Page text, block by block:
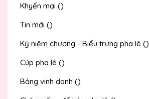
Khyến mại ()
Tin mới ()
Kỷ niệm chương - Biểu trưng pha lê ()
Cúp pha lê ()
Bảng vinh danh ()